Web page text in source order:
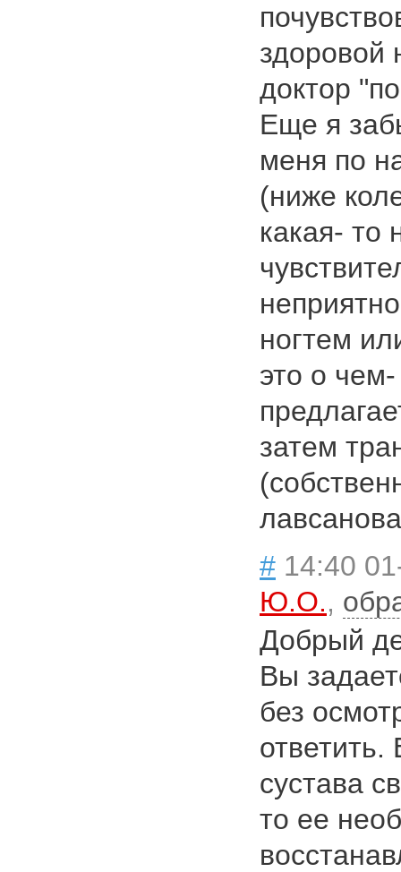
здоровой
доктор
Еще я
меня по
(ниже
какая- то
ногтем
это о
затем
# 14:40
Ю.О.,
Добрый
Вы
без
ответить.
сустава
то ее